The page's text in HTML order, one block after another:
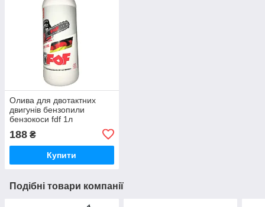
Олива для двотактних
двигунів бензопили
бензокоси fdf 1л
188 ₴
Купити
Подібні товари компанії